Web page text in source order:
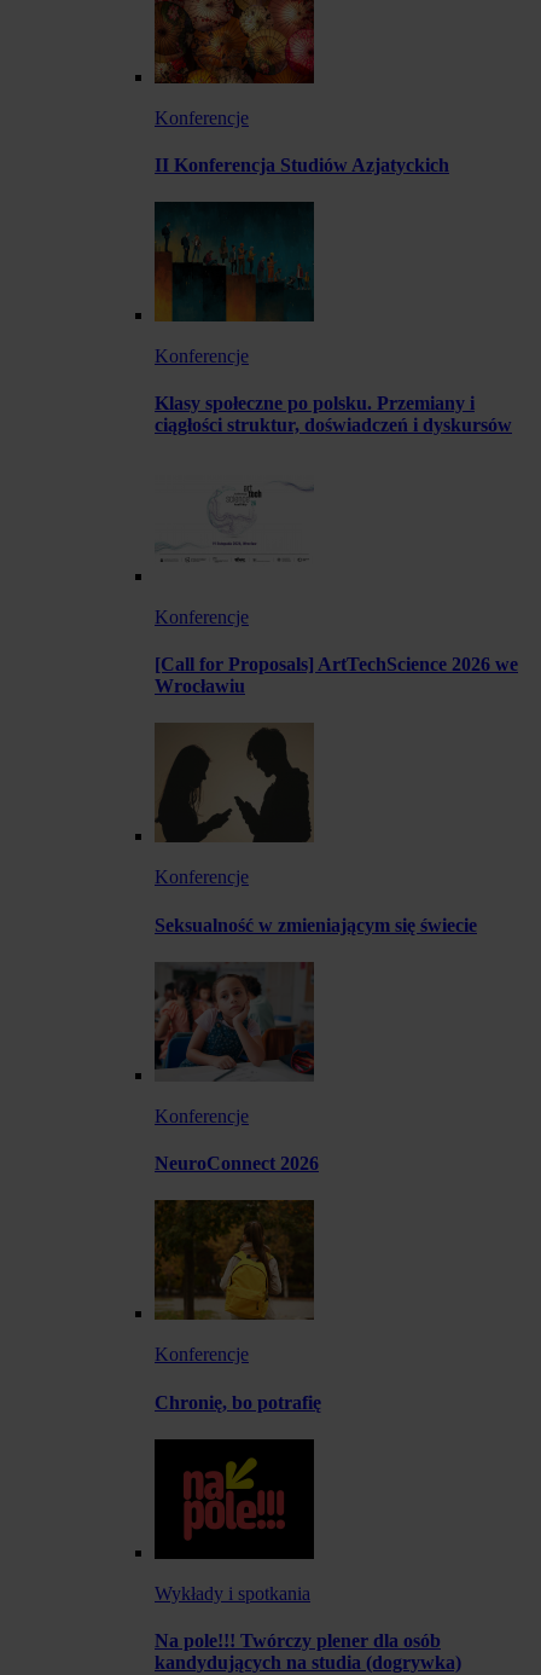
Konferencje
II Konferencja Studiów Azjatyckich
Konferencje
Klasy społeczne po polsku. Przemiany i
ciągłości struktur, doświadczeń i dyskursów
Konferencje
[Call for Proposals] ArtTechScience 2026 we
Wrocławiu
Konferencje
Seksualność w zmieniającym się świecie
Konferencje
NeuroConnect 2026
Konferencje
Chronię, bo potrafię
Wykłady i spotkania
Na pole!!! Twórczy plener dla osób
kandydujących na studia (dogrywka)